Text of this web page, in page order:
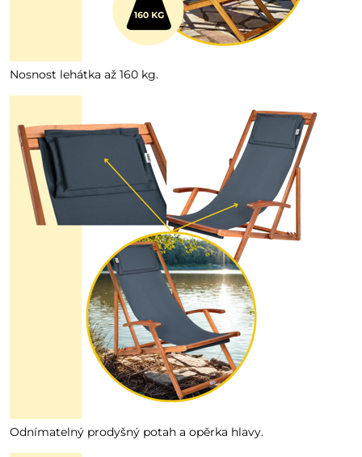
Nosnost lehátka až 160 kg.
Odnímatelný prodyšný potah a opěrka hlavy.